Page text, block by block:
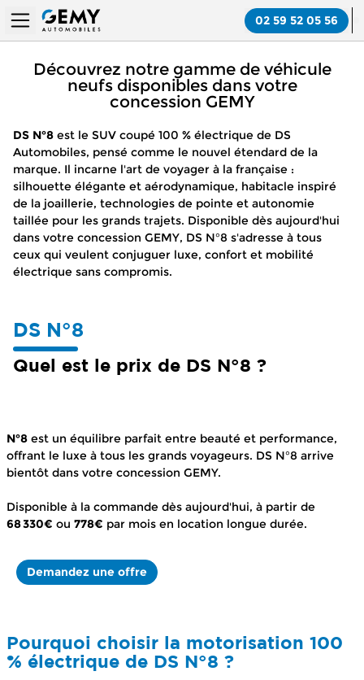
02 59 52 05 56
Découvrez notre gamme de véhicule
neufs disponibles dans votre
concession GEMY
DS N°8 est le SUV coupé 100 % électrique de DS
Automobiles, pensé comme le nouvel étendard de la
marque. Il incarne l'art de voyager à la française :
silhouette élégante et aérodynamique, habitacle inspiré
de la joaillerie, technologies de pointe et autonomie
taillée pour les grands trajets. Disponible dès aujourd'hui
dans votre concession GEMY, DS N°8 s'adresse à tous
ceux qui veulent conjuguer luxe, confort et mobilité
électrique sans compromis.
DS N°8
Quel est le prix de DS N°8 ?
N°8 est un équilibre parfait entre beauté et performance,
offrant le luxe à tous les grands voyageurs. DS N°8 arrive
bientôt dans votre concession GEMY.
Disponible à la commande dès aujourd'hui, à partir de
68 330€ ou 778€ par mois en location longue durée.
Demandez une offre
Pourquoi choisir la motorisation 100
% électrique de DS N°8 ?